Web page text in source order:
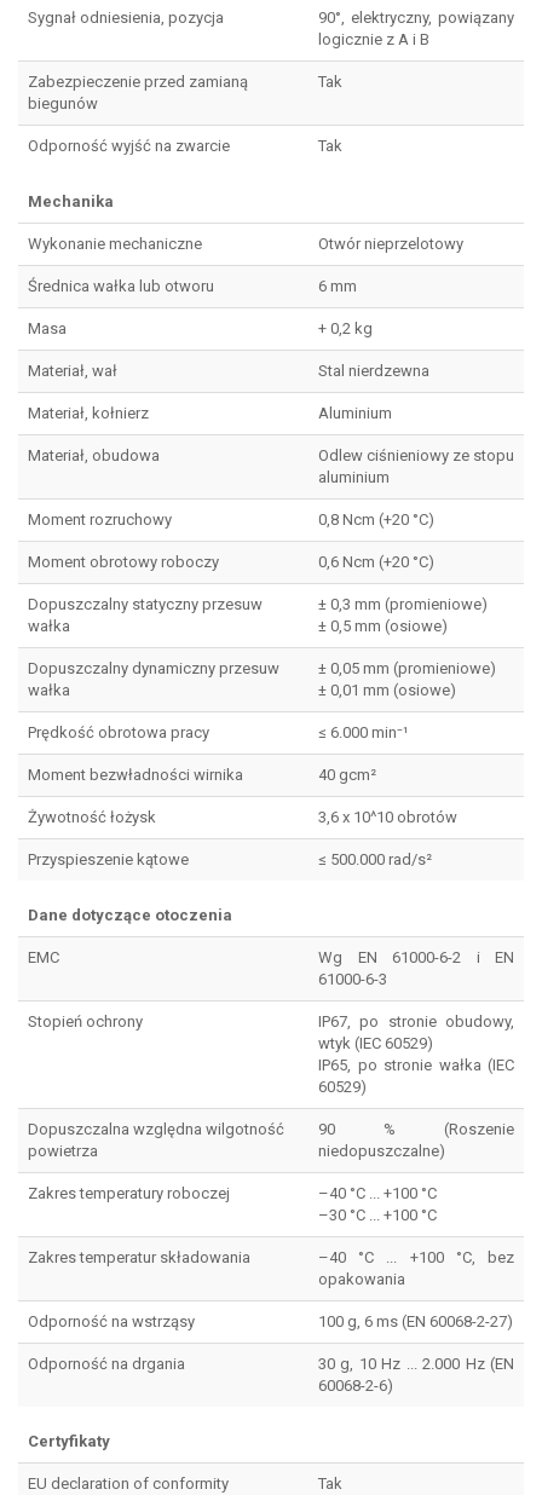
Sygnał odniesienia, pozycja
90°, elektryczny, powiązany
logicznie z A i B
Zabezpieczenie przed zamianą
biegunów
Tak
Odporność wyjść na zwarcie Tak
Mechanika
Wykonanie mechaniczne Otwór nieprzelotowy
Średnica wałka lub otworu 6 mm
Masa + 0,2 kg
Materiał, wał Stal nierdzewna
Materiał, kołnierz Aluminium
Materiał, obudowa
Odlew ciśnieniowy ze stopu
aluminium
Moment rozruchowy 0,8 Ncm (+20 °C)
Moment obrotowy roboczy 0,6 Ncm (+20 °C)
Dopuszczalny statyczny przesuw
wałka
± 0,3 mm (promieniowe)
± 0,5 mm (osiowe)
Dopuszczalny dynamiczny przesuw
wałka
± 0,05 mm (promieniowe)
± 0,01 mm (osiowe)
Prędkość obrotowa pracy ≤ 6.000 min⁻¹
Moment bezwładności wirnika 40 gcm²
Żywotność łożysk 3,6 x 10^10 obrotów
Przyspieszenie kątowe ≤ 500.000 rad/s²
Dane dotyczące otoczenia
EMC
Wg EN 61000-6-2 i EN
61000-6-3
Stopień ochrony
IP67, po stronie obudowy,
wtyk (IEC 60529)
IP65, po stronie wałka (IEC
60529)
Dopuszczalna względna wilgotność
powietrza
90 % (Roszenie
niedopuszczalne)
Zakres temperatury roboczej
–40 °C ... +100 °C
–30 °C ... +100 °C
Zakres temperatur składowania
–40 °C ... +100 °C, bez
opakowania
Odporność na wstrząsy 100 g, 6 ms (EN 60068-2-27)
Odporność na drgania
30 g, 10 Hz ... 2.000 Hz (EN
60068-2-6)
Certyfikaty
EU declaration of conformity Tak